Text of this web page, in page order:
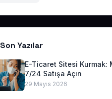
Son Yazılar
E-Ticaret Sitesi Kurmak:
7/24 Satışa Açın
29 Mayıs 2026